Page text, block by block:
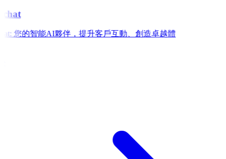
您的智能AI夥伴，提升客戶互動、創造卓越體